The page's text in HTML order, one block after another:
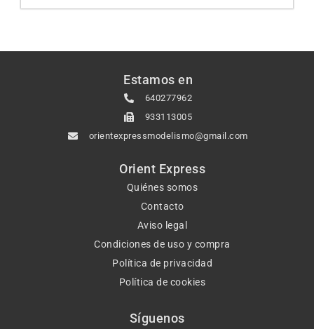
Estamos en
640277962
933113005
orientexpressmodelismo@gmail.com
Orient Express
Quiénes somos
Contacto
Aviso legal
Condiciones de uso y compra
Política de privacidad
Política de cookies
Síguenos